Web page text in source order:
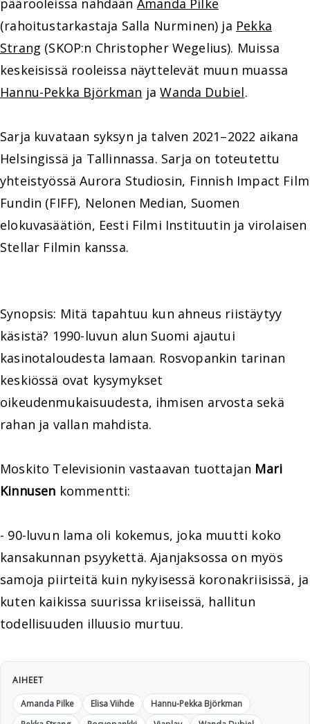
päärooleissa nähdään Amanda Pilke
(rahoitustarkastaja Salla Nurminen) ja Pekka
Strang (SKOP:n Christopher Wegelius). Muissa
keskeisissä rooleissa näyttelevät muun muassa
Hannu-Pekka Björkman jaWanda Dubiel.
Sarja kuvataan syksyn ja talven 2021–2022 aikana
Helsingissä ja Tallinnassa. Sarja on toteutettu
yhteistyössä Aurora Studiosin, Finnish Impact Film
Fundin (FIFF), Nelonen Median, Suomen
elokuvasäätiön, Eesti Filmi Instituutin ja virolaisen
Stellar Filmin kanssa.
Synopsis: Mitä tapahtuu kun ahneus riistäytyy
käsistä? 1990-luvun alun Suomi ajautui
kasinotaloudesta lamaan. Rosvopankin tarinan
keskiössä ovat kysymykset
oikeudenmukaisuudesta, ihmisen arvosta sekä
rahan ja vallan mahdista.
Moskito Televisionin vastaavan tuottajan Mari
Kinnusen kommentti:
- 90-luvun lama oli kokemus, joka muutti koko
kansakunnan psyykettä. Ajanjaksossa on myös
samoja piirteitä kuin nykyisessä koronakriisissä, ja
kuten kaikissa suurissa kriiseissä, hallitun
todellisuuden illuusio murtuu.
AIHEET
Amanda Pilke
Elisa Viihde
Hannu-Pekka Björkman